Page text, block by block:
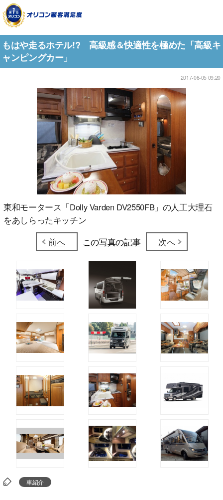
もはや走るホテル!? 高級感＆快適性を極めた「高級キ
ャンピングカー」
2017-06-05 09:20
東和モータース「Dolly Varden DV2550FB」の人工大理石
をあしらったキッチン
前へ
この写真の記事 次へ
車紹介